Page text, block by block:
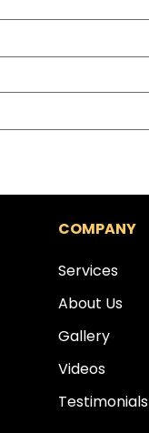
COMPANY
Services
About Us
Gallery
Videos
Testimonials